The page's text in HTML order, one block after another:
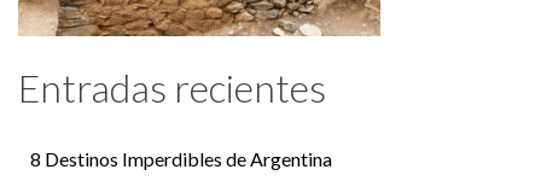
Entradas recientes
8 Destinos Imperdibles de Argentina